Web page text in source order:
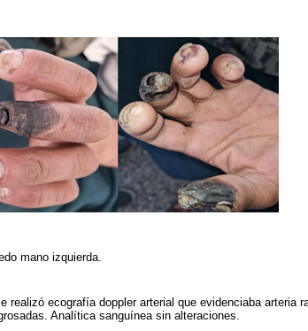
mano izquierda.
realizó ecografía doppler arterial que evidenciaba arteria
Analítica sanguínea sin alteraciones.